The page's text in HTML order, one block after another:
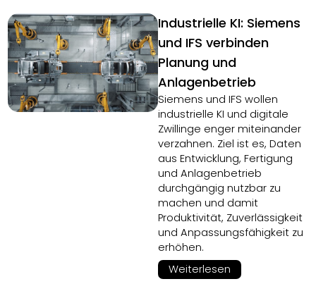
Industrielle KI: Siemens
und IFS verbinden
Planung und
Anlagenbetrieb
Siemens und IFS wollen
industrielle KI und digitale
Zwillinge enger miteinander
verzahnen. Ziel ist es, Daten
aus Entwicklung, Fertigung
und Anlagenbetrieb
durchgängig nutzbar zu
machen und damit
Produktivität, Zuverlässigkeit
und Anpassungsfähigkeit zu
erhöhen.
Weiterlesen